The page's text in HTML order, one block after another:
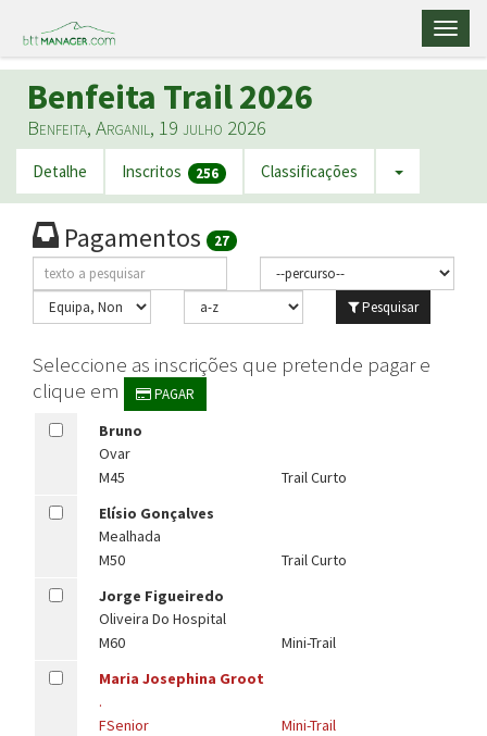
Benfeita Trail 2026
Benfeita, Arganil, 19 julho 2026
Detalhe Inscritos 256 Classificações
Pagamentos 27
Pesquisar
Seleccione as inscrições que pretende pagar e
clique em
PAGAR
Bruno
Ovar
M45
Trail Curto
Elísio Gonçalves
Mealhada
M50
Trail Curto
Jorge Figueiredo
Oliveira Do Hospital
M60
Mini-Trail
Maria Josephina Groot
.
FSenior
Mini-Trail